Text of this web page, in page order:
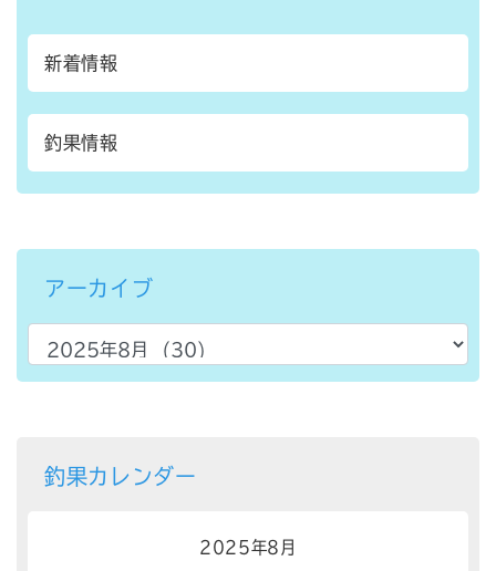
新着情報
釣果情報
アーカイブ
釣果カレンダー
2025年8月